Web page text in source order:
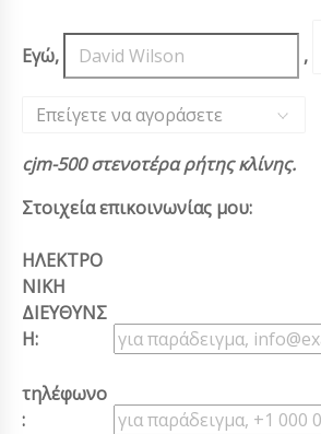
Εγώ, ,
Επείγετε να αγοράσετε
cjm-500 στενοτέρα ρήτης κλίνης.
Στοιχεία επικοινωνίας μου:
ΗΛΕΚΤΡΟ
ΝΙΚΗ
ΔΙΕΥΘΥΝΣ
Η:
τηλέφωνο
: